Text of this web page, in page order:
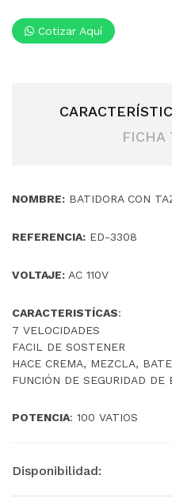
Cotizar Aquí
FICHA
NOMBRE: BATIDORA CON
REFERENCIA: ED-3308
VOLTAJE: AC 110V
CARACTERISTÍCAS:
7 VELOCIDADES
FACIL DE SOSTENER
HACE CREMA, MEZCLA,
FUNCIÓN DE SEGURIDAD DE
POTENCIA: 100 VATIOS
Disponibilidad: